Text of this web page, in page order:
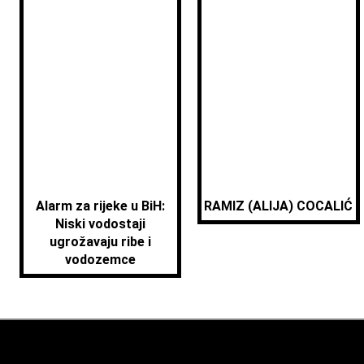
Alarm za rijeke u BiH:
Niski vodostaji
ugrožavaju ribe i
vodozemce
RAMIZ (ALIJA) COCALIĆ